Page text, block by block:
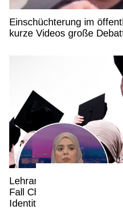
Einschüchterung im
kurze Videos große
Lehramtsstudentin ohne
Fall Chaïmae und die
Identität und